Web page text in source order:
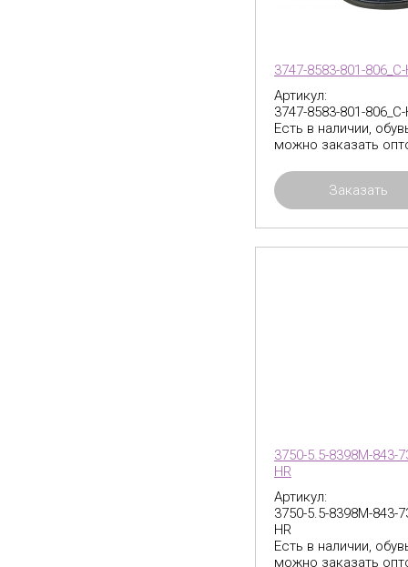
3747-8583-801-806_C-
Артикул:
3747-8583-801-806_C-
Есть в наличии,
можно заказать
Заказать
3750-5.5-8398M-843-
HR
Артикул:
3750-5.5-8398M-843-
HR
Есть в наличии,
можно заказать